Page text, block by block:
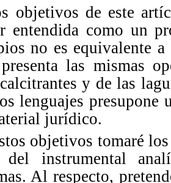
objetivos de este artí
entendida como un
no es equivalente
las mismas
y de las
lenguajes presupone
jurídico.
objetivos tomaré
del instrumental
Al respecto,